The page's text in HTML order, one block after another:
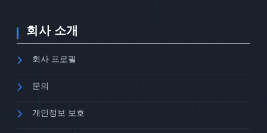
회사 소개
회사 프로필
문의
개인정보 보호